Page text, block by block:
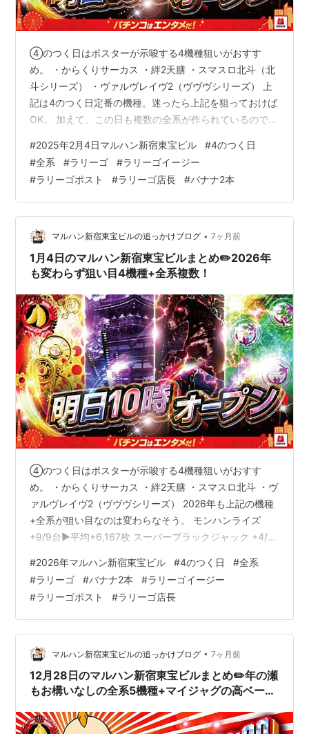
④のつく日はポスターが示唆する4機種狙いがおすす
め。 ・からくりサーカス ・絆2天膳 ・スマスロ北斗（北
斗シリーズ） ・ヴァルヴレイヴ2（ヴヴヴシリーズ） 上
記は4のつく日定番の機種。迷ったら上記を狙っておけば
OK。 加えて、この日も複数の全系が作られているので振
+3,057枚 スーパーブラックジャック +3/5台▶️平均
+1,260枚 アレックス +4/4台▶️平均+2,925枚 エウレカA
+2/2台▶️平均+1,250枚 L鏡 +4,100枚 全系はラリーゴの
前日ポストを参考に機種を絞っていきたい。 こんばんは♪
新宿東宝ビルラリーゴで…
#2025年2月4日マルハン新宿東宝ビル #4のつく日
#全系 #ラリーゴ #ラリーゴイージー
#ラリーゴポスト #ラリーゴ店長 #バナナ2本
マルハン新宿東宝ビルの追っかけブログ • 7ヶ月前
1月4日のマルハン新宿東宝ビルまとめ✏️2026年
も変わらず狙い目4機種+全系複数！
④のつく日はポスターが示唆する4機種狙いがおすす
め。 ・からくりサーカス ・絆2天膳 ・スマスロ北斗 ・ヴ
ァルヴレイヴ2（ヴヴヴシリーズ） 2026年も上記の機種
+全系が狙い目なのは変わらなそう。 モンハンライズ
+9/9台▶️平均+6,167枚 スーパーブラックジャック +4/5
ハンアイスボーン +6,200枚 そして、前日のラリーゴポ
ストがこちら。 こんばんは♪新宿東宝ビルラリーゴです🦍
年末にM-1を見てからやってみたかったDDをしてみまし
た🙆‍♀️そう、デジタルデトックス😇そして三鷹 FLOBAさん
にも行き心も体も…
#2026年マルハン新宿東宝ビル #4のつく日 #全系
#ラリーゴ #バナナ2本 #ラリーゴイージー
#ラリーゴポスト #ラリーゴ店長
マルハン新宿東宝ビルの追っかけブログ • 7ヶ月前
12月28日のマルハン新宿東宝ビルまとめ✏️年の瀬
もお構いなしの全系5機種+マイジャグの高ベー